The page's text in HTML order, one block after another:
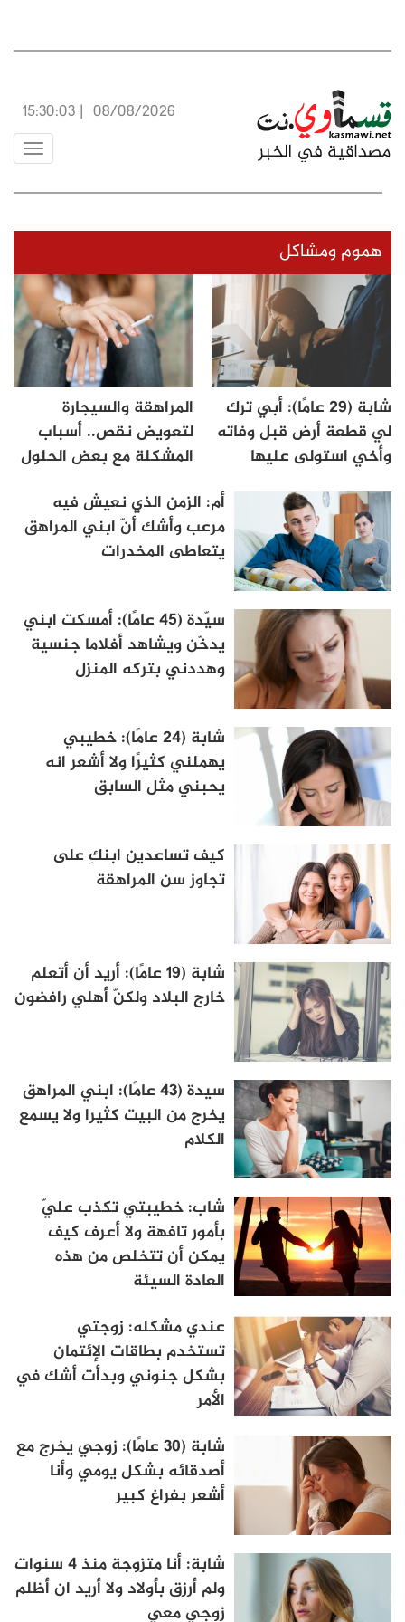
08/08/2026
|
15:30:04
Toggle
هموم ومشاكل
شابة (29 عامًا): أبي ترك
لي قطعة أرض قبل وفاته
وأخي استولى عليها
المراهقة والسيجارة
لتعويض نقص.. أسباب
المشكلة مع بعض الحلول
أم: الزمن الذي نعيش فيه
مرعب وأشك أنّ ابني المراهق
يتعاطى المخدرات
سيّدة (45 عامًا): أمسكت ابني
يدخّن ويشاهد أفلاما جنسية
وهددني بتركه المنزل
شابة (24 عامًا): خطيبي
يهملني كثيرًا ولا أشعر انه
يحبني مثل السابق
كيف تساعدين ابنكِ على
تجاوز سن المراهقة
شابة (19 عامًا): أريد أن أتعلم
خارج البلاد ولكنّ أهلي رافضون
سيدة (43 عامًا): ابني المراهق
يخرج من البيت كثيرا ولا يسمع
الكلام
شاب: خطيبتي تكذب عليّ
بأمور تافهة ولا أعرف كيف
يمكن أن تتخلص من هذه
العادة السيئة
عندي مشكله: زوجتي
تستخدم بطاقات الإئتمان
بشكل جنوني وبدأت أشك في
الأمر
شابة (30 عامًا): زوجي يخرج مع
أصدقائه بشكل يومي وأنا
أشعر بفراغ كبير
شابة: أنا متزوجة منذ 4 سنوات
ولم أرزق بأولاد ولا أريد ان أظلم
زوجي معي